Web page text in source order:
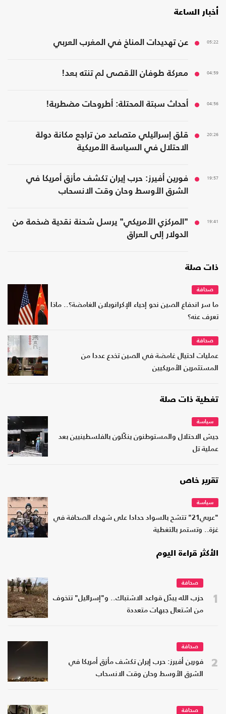
أخبار الساعة
05:22 عن تهديدات المناخ في المغرب العربي
04:59 معركة طوفان الأقصى لم تنته بعد!
04:56 أحداث سبتة المحتلة: أطروحات مضطربة!
20:26
قلق إسرائيلي متصاعد من تراجع مكانة دولة
الاحتلال في السياسة الأمريكية
19:57
فورين أفيرز: حرب إيران تكشف مأزق أمريكا في
الشرق الأوسط وحان وقت الانسحاب
19:41
"المركزي الأمريكي" يرسل شحنة نقدية ضخمة من
الدولار إلى العراق
ذات صلة
صحافة
ما سر اندفاع الصين نحو إحياء الإكرانوبلان الغامضة؟.. ماذا
تعرف عنه؟
صحافة
عمليات احتيال غامضة في الصين تخدع عددا من
المستثمرين الأمريكيين
تغطية ذات صلة
سياسة
جيش الاحتلال والمستوطنون ينكّلون بالفلسطينيين بعد
عملية تل
تقرير خاص
سياسة
"عربي21" تتشح بالسواد حدادا على شهداء الصحافة في
غزة.. وتستمر بالتغطية
الأكثر قراءة اليوم
1
صحافة
حزب الله يبدّل قواعد الاشتباك.. و"إسرائيل" تتخوف
من اشتعال جبهات متعددة
2
صحافة
فورين أفيرز: حرب إيران تكشف مأزق أمريكا في
الشرق الأوسط وحان وقت الانسحاب
صحافة